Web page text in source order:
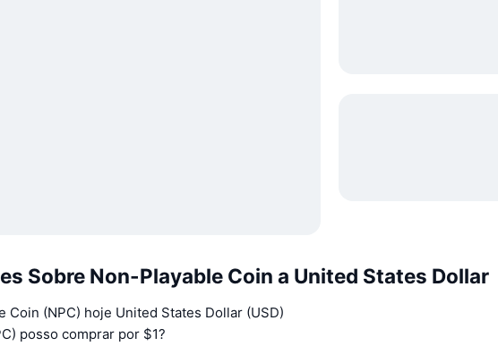
Sobre Non-Playable Coin a United States Dollar
Coin (NPC) hoje United States Dollar (USD)
posso comprar por $1?